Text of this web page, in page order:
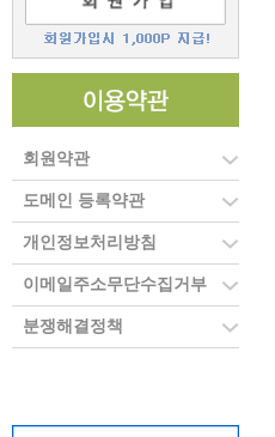
회원약관
도메인 등록약관
개인정보처리방침
이메일주소무단수집거부
분쟁해결정책